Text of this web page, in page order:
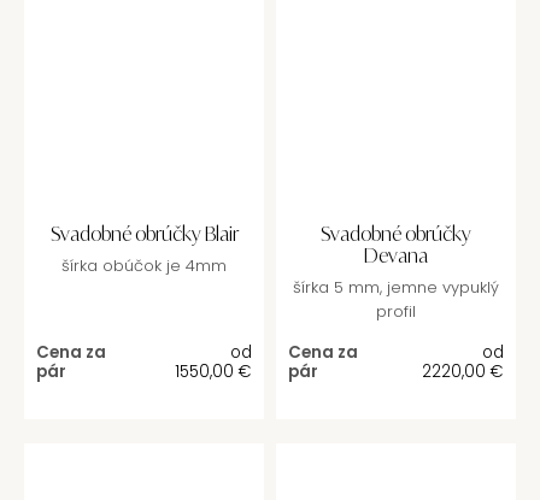
Svadobné obrúčky Blair
šírka obúčok je 4mm
Cena za
pár
od
1550,00 €
Svadobné obrúčky
Devana
šírka 5 mm, jemne vypuklý
profil
Cena za
pár
od
2220,00 €